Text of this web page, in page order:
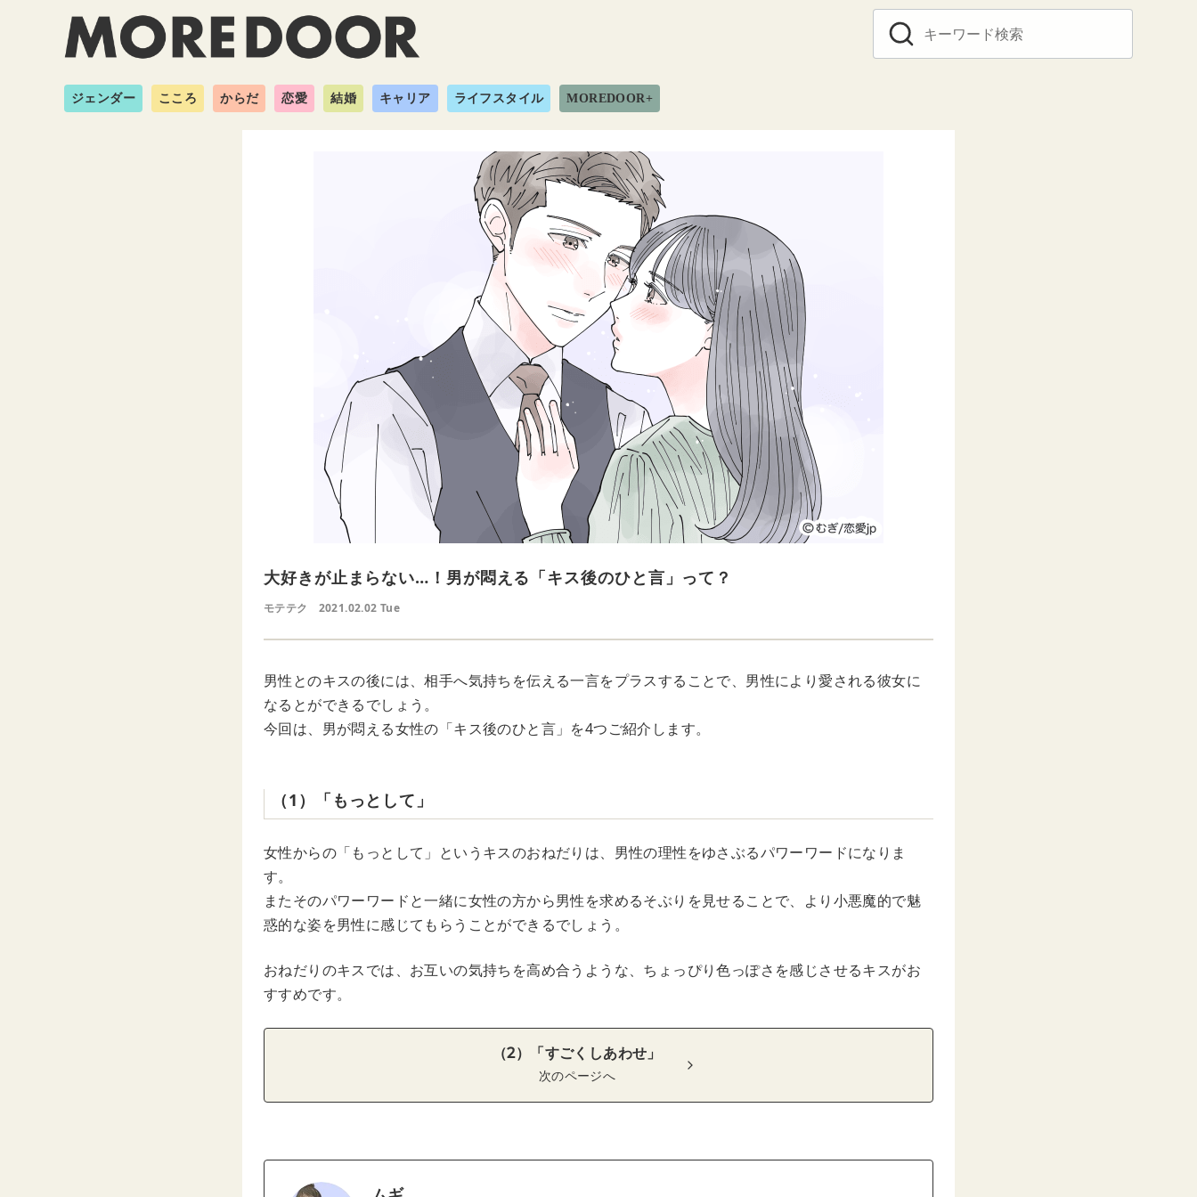
ジェンダー こころ からだ 恋愛 結婚 キャリア ライフスタイル MOREDOOR+
大好きが止まらない…！男が悶える「キス後のひと言」って？
モテテク 2021.02.02 Tue
男性とのキスの後には、相手へ気持ちを伝える一言をプラスすることで、男性により愛される彼女に
なるとができるでしょう。
今回は、男が悶える女性の「キス後のひと言」を4つご紹介します。
（1）「もっとして」
女性からの「もっとして」というキスのおねだりは、男性の理性をゆさぶるパワーワードになりま
す。
またそのパワーワードと一緒に女性の方から男性を求めるそぶりを見せることで、より小悪魔的で魅
惑的な姿を男性に感じてもらうことができるでしょう。
おねだりのキスでは、お互いの気持ちを高め合うような、ちょっぴり色っぽさを感じさせるキスがお
すすめです。
（2）「すごくしあわせ」
次のページへ